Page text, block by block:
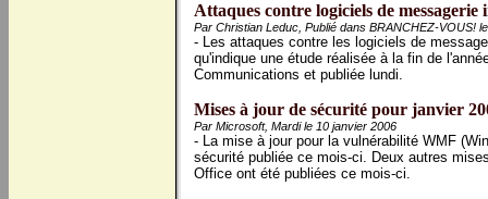
Attaques contre logiciels de messagerie
Par Christian Leduc, Publié dans BRANCHEZ-VOUS!
- Les attaques contre les logiciels de
qu'indique une étude réalisée à la fin de
Communications et publiée lundi.
Mises à jour de sécurité pour janvier
Par Microsoft, Mardi le 10 janvier 2006
- La mise à jour pour la vulnérabilité WMF
sécurité publiée ce mois-ci. Deux autres
Office ont été publiées ce mois-ci.